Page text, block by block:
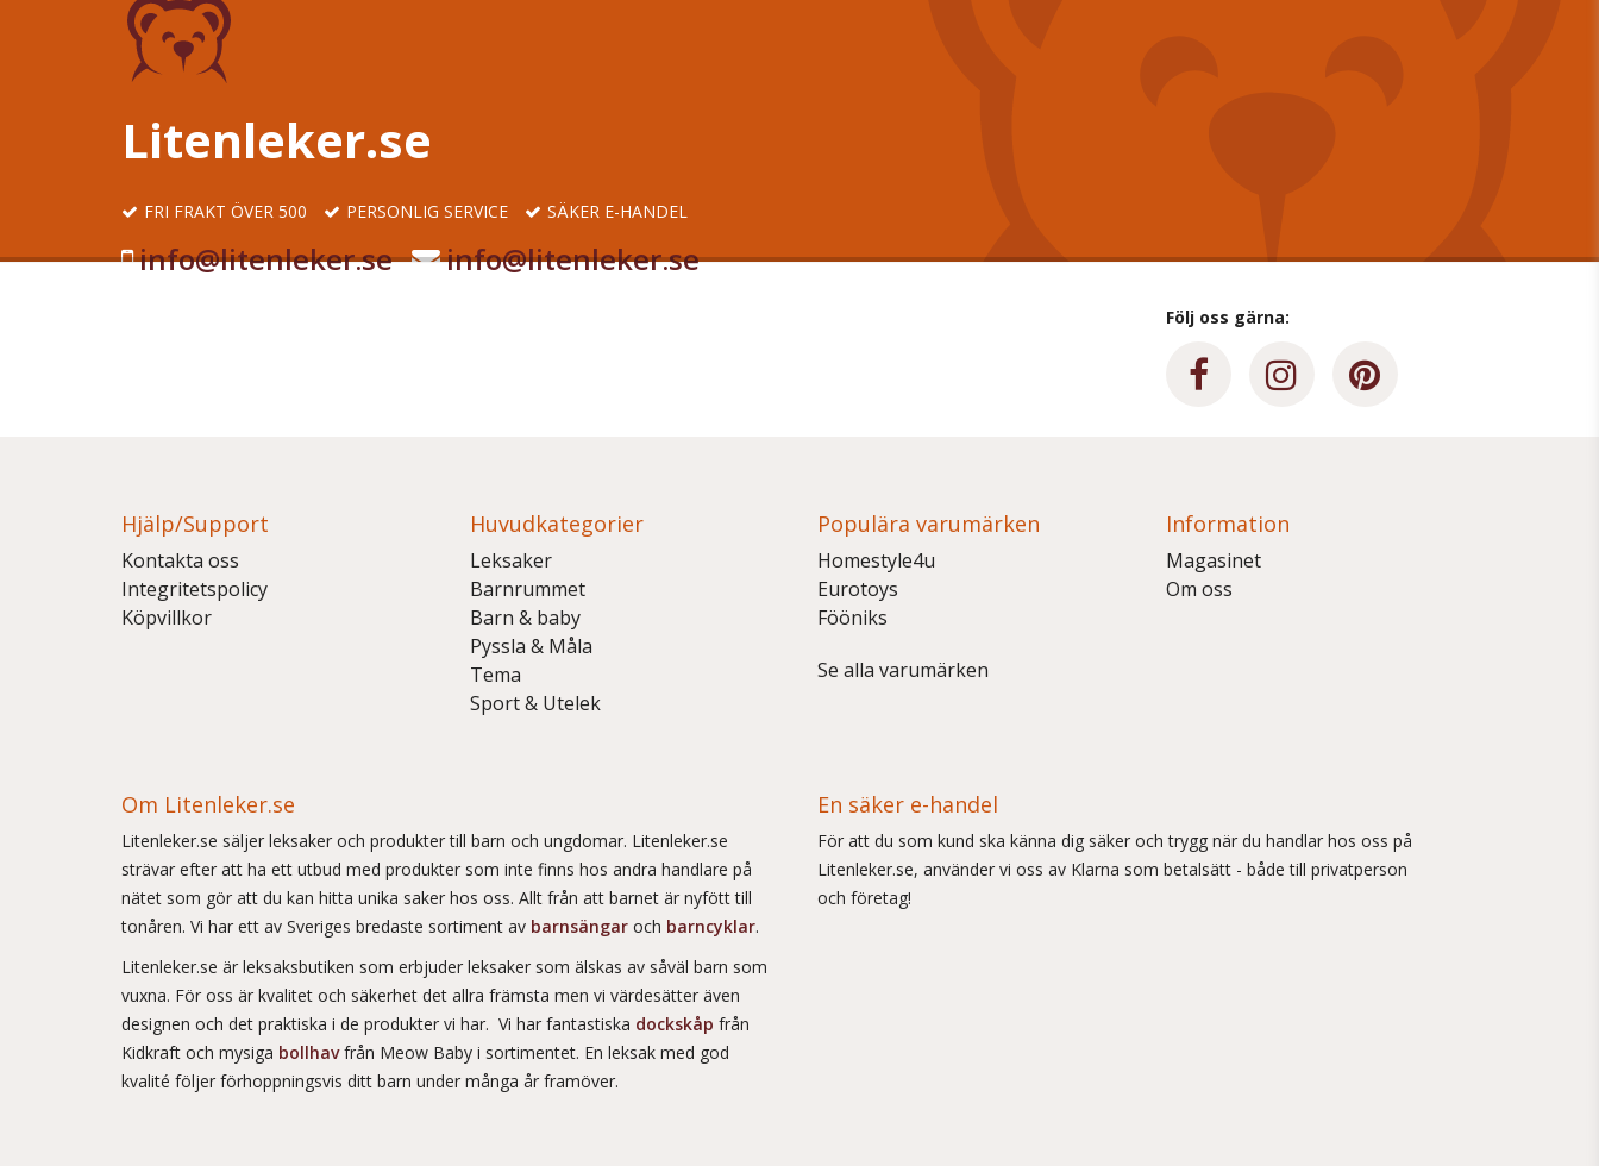
Litenleker.se
FRI FRAKT ÖVER 500 PERSONLIG SERVICE SÄKER E-HANDEL
info@litenleker.se info@litenleker.se
Följ oss gärna:
Hjälp/Support
Kontakta oss
Integritetspolicy
Köpvillkor
Huvudkategorier
Leksaker
Barnrummet
Barn & baby
Pyssla & Måla
Tema
Sport & Utelek
Populära varumärken
Homestyle4u
Eurotoys
Fööniks
Se alla varumärken
Information
Magasinet
Om oss
Om Litenleker.se
Litenleker.se säljer leksaker och produkter till barn och ungdomar. Litenleker.se
strävar efter att ha ett utbud med produkter som inte finns hos andra handlare på
nätet som gör att du kan hitta unika saker hos oss. Allt från att barnet är nyfött till
tonåren. Vi har ett av Sveriges bredaste sortiment av barnsängar och barncyklar.
Litenleker.se är leksaksbutiken som erbjuder leksaker som älskas av såväl barn som
vuxna. För oss är kvalitet och säkerhet det allra främsta men vi värdesätter även
designen och det praktiska i de produkter vi har. Vi har fantastiska dockskåp från
Kidkraft och mysiga bollhavfrån Meow Baby i sortimentet. En leksak med god
kvalité följer förhoppningsvis ditt barn under många år framöver.
En säker e-handel
För att du som kund ska känna dig säker och trygg när du handlar hos oss på
Litenleker.se, använder vi oss av Klarna som betalsätt - både till privatperson
och företag!